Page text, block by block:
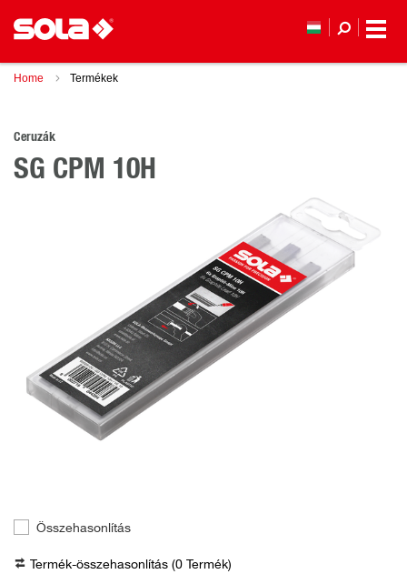
Home Termékek
Ceruzák
SG CPM 10H
Összehasonlítás
Termék-összehasonlítás (0 Termék)